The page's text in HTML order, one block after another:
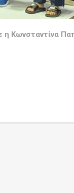
η Κωνσταντίνα